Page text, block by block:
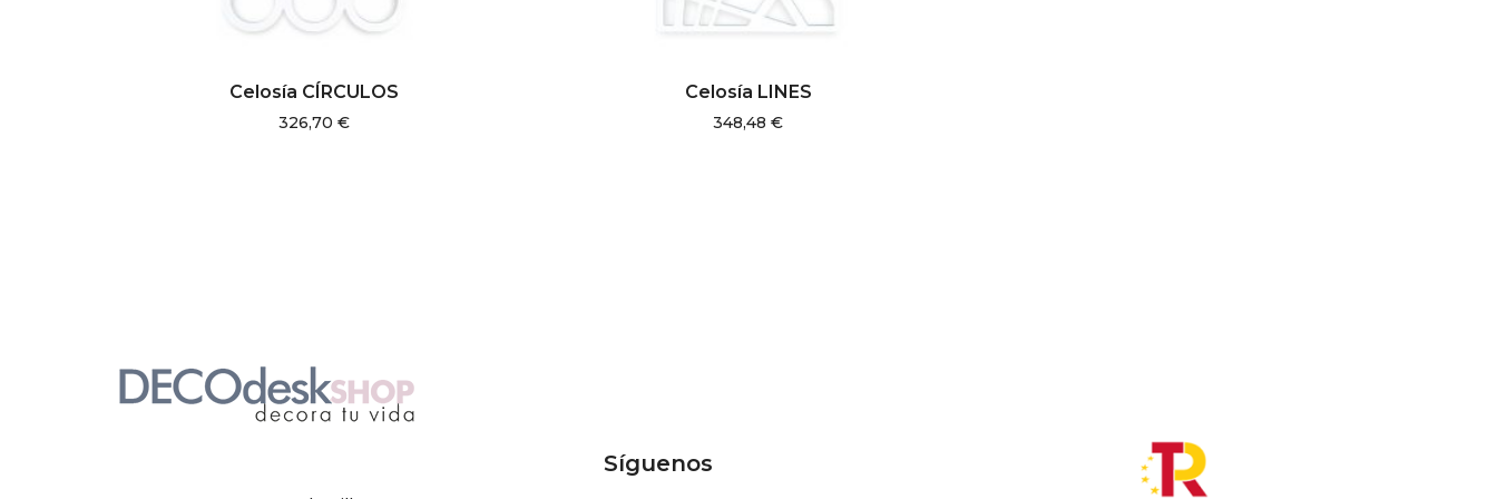
AÑADIR AL CARRITO
Celosía CÍRCULOS
326,70 €
AÑADIR AL CARRITO
Celosía LINES
348,48€
Síguenos